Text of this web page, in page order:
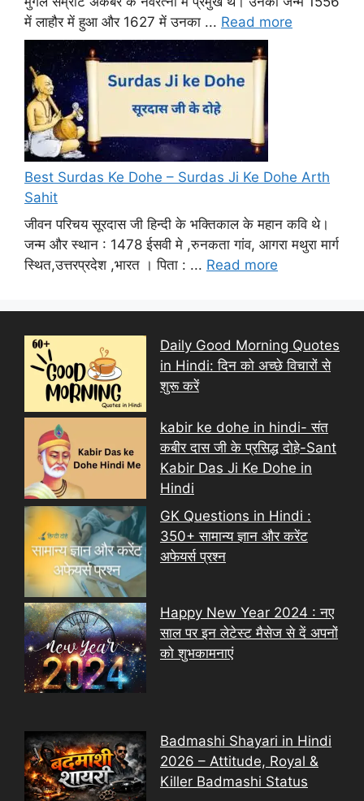
में लाहौर में हुआ और 1627 में उनका ... Read more
Best Surdas Ke Dohe – Surdas Ji Ke Dohe Arth
Sahit
जीवन परिचय सूरदास जी हिन्दी के भक्तिकाल के महान कवि थे।
जन्म और स्थान : 1478 ईसवी मे ,रुनकता गांव, आगरा मथुरा मार्ग
स्थित,उत्तरप्रदेश ,भारत । पिता : ... Read more
Daily Good Morning Quotes
in Hindi: दिन को अच्छे विचारों से
शुरू करें
kabir ke dohe in hindi- संत
कबीर दास जी के प्रसिद्ध दोहे-Sant
Kabir Das Ji Ke Dohe in
Hindi
GK Questions in Hindi :
350+ सामान्य ज्ञान और करेंट
अफेयर्स प्रश्न
Happy New Year 2024 : नए
साल पर इन लेटेस्ट मैसेज से दें अपनों
को शुभकामनाएं
Badmashi Shayari in Hindi
2026 – Attitude, Royal &
Killer Badmashi Status